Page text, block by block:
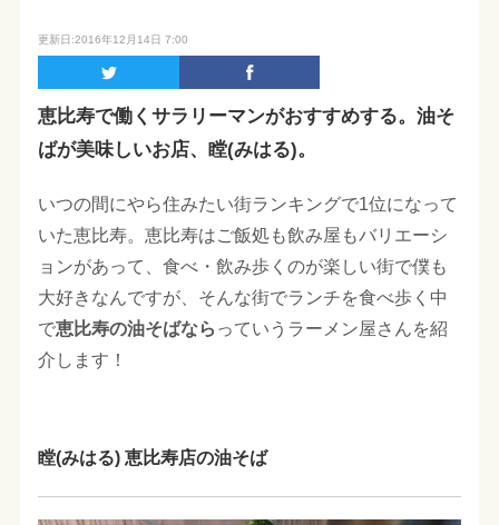
更新日:2016年12月14日 7:00
恵比寿で働くサラリーマンがおすすめする。油そ
ばが美味しいお店、瞠(みはる)。
いつの間にやら住みたい街ランキングで1位になって
いた恵比寿。恵比寿はご飯処も飲み屋もバリエーシ
ョンがあって、食べ・飲み歩くのが楽しい街で僕も
大好きなんですが、そんな街でランチを食べ歩く中
で恵比寿の油そばなら っていうラーメン屋さんを紹
介します！
瞠(みはる) 恵比寿店の油そば